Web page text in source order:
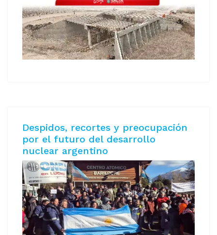
Despidos, recortes y preocupación
por el futuro del desarrollo
nuclear argentino